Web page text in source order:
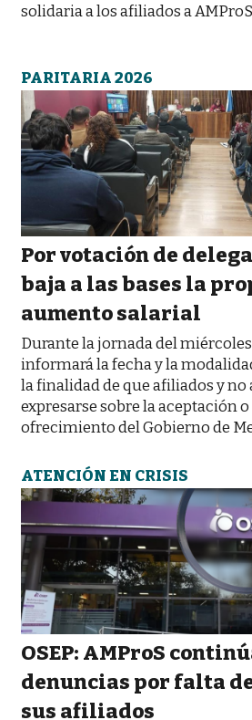
solidaria a los afiliados a
PARITARIA 2026
Por votación de
baja a las bases la
aumento salarial
Durante la jornada del miércoles
informará la fecha y la
la finalidad de que afiliados y
expresarse sobre la aceptación
ofrecimiento del Gobierno de
ATENCIÓN EN CRISIS
OSEP: AMProS
denuncias por falta
sus afiliados